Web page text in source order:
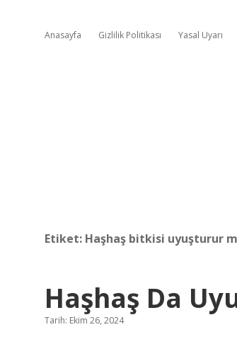
Anasayfa Gizlilik Politikası Yasal Uyarı
Etiket: Haşhaş bitkisi uyuşturur
Haşhaş Da
Tarih: Ekim 26, 2024